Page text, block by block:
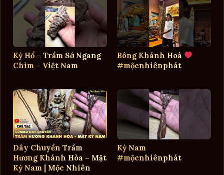
Kỳ Hổ – Trầm Sớ Ngang
Chìm – Việt Nam
Bông Khánh Hoà
#mộcnhiênphát
Dây Chuyền Trầm
Hương Khánh Hòa – Mặt
Kỳ Nam | Mộc Nhiên
Kỳ Nam
#mộcnhiênphát